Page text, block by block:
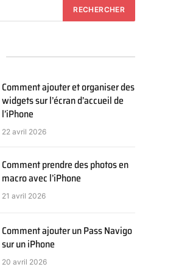
Comment ajouter et organiser des
widgets sur l’écran d’accueil de
l’iPhone
22 avril 2026
Comment prendre des photos en
macro avec l’iPhone
21 avril 2026
Comment ajouter un Pass Navigo
sur un iPhone
20 avril 2026